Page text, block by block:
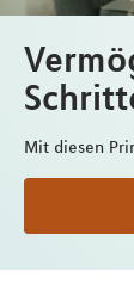
Mit diesen